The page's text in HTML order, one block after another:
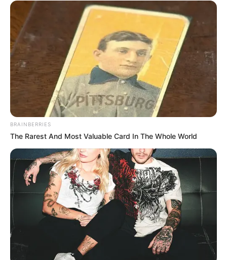
COMPARTIR
UNIRSE AL CANAL DE WHATSAPP
Los paladares de los atlanticenses se deleitarán
nuevamente este fin de semana. Esta vez el turno es para
elFestival de la Arepa de Huevo, que traerá las crocantes
y apetecidas arepas del
municipio de Luruaco.
“Vamos a deleitarnos con las mejores arepas de huevo
del mundo: hechas en Luruaco, por más de 60 matronas
que llevarán su sabor del fogón a nuestro corazón. Para
que podamos disfrutarlas calientes y crocantes, un grupo
de cocineras tradicionales se radicará durante toda la
semana en Barranquilla, para llevarlas hasta sus casas
con todos los protocolos de bioseguridad”, dijo la
secretaria de Cultura y Patrimonio, Diana Acosta.
También le puede interesar:
Marihuana de exportación:
BRAINBERRIES
The Rarest And Most Valuable Card In The Whole World